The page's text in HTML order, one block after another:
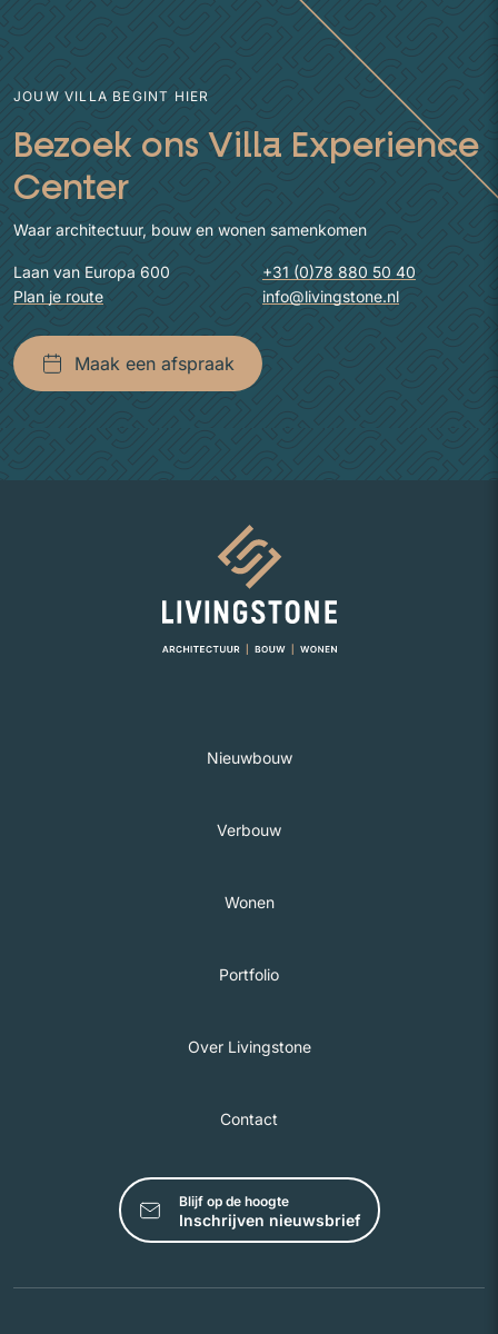
JOUW VILLA BEGINT HIER
Bezoek ons Villa Experience
Center
Waar architectuur, bouw en wonen samenkomen
Laan van Europa 600
Plan je route
+31 (0)78 880 50 40
info@livingstone.nl
Maak een afspraak
Naar homepage
Nieuwbouw
Verbouw
Wonen
Portfolio
Over Livingstone
Contact
Blijf op de hoogte
Inschrijven nieuwsbrief